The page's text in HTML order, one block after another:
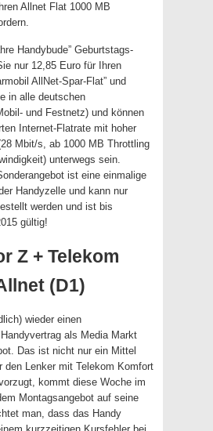
Allnet Flat 1000 MB
Handybude” Geburtstags-
nur 12,85 Euro für Ihren
AllNet-Spar-Flat” und
in alle deutschen
und Festnetz) und können
Internet-Flatrate mit hoher
Mbit/s, ab 1000 MB Throttling
unterwegs sein.
ist eine einmalige
Handyzelle und kann nur
werden und ist bis
gültig!
Z + Telekom
(D1)
wieder einen
als Media Markt
Das ist nicht nur ein Mittel
den Lenker mit Telekom Komfort
kommt diese Woche im
Montagsangebot auf seine
man, dass das Handy